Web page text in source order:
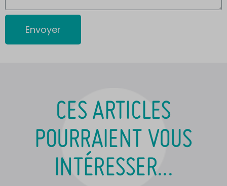
Envoyer
CES ARTICLES
POURRAIENT VOUS
INTÉRESSER...